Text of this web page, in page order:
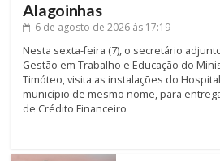
Alagoinhas
6 de agosto de 2026 às 17:19
Nesta sexta-feira (7), o secretário
Gestão em Trabalho e Educação do
Timóteo, visita as instalações do
município de mesmo nome, para
de Crédito Financeiro